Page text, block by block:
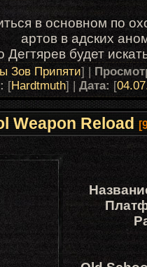
в основном по
артов в адских
Дегтярев будет
Зов Припяти] |
[Hardtmuth] | Дата: [
Weapon Reload